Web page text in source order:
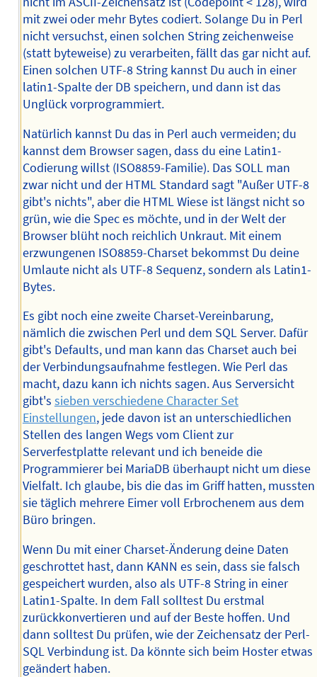
mit zwei oder mehr Bytes codiert. Solange Du in Perl
nicht versuchst, einen solchen String zeichenweise
(statt byteweise) zu verarbeiten, fällt das gar nicht auf.
Einen solchen UTF-8 String kannst Du auch in einer
latin1-Spalte der DB speichern, und dann ist das
Unglück vorprogrammiert.
Natürlich kannst Du das in Perl auch vermeiden; du
kannst dem Browser sagen, dass du eine Latin1-
Codierung willst (ISO8859-Familie). Das SOLL man
zwar nicht und der HTML Standard sagt "Außer UTF-8
gibt's nichts", aber die HTML Wiese ist längst nicht so
grün, wie die Spec es möchte, und in der Welt der
Browser blüht noch reichlich Unkraut. Mit einem
erzwungenen ISO8859-Charset bekommst Du deine
Umlaute nicht als UTF-8 Sequenz, sondern als Latin1-
Bytes.
Es gibt noch eine zweite Charset-Vereinbarung,
nämlich die zwischen Perl und dem SQL Server. Dafür
gibt's Defaults, und man kann das Charset auch bei
der Verbindungsaufnahme festlegen. Wie Perl das
macht, dazu kann ich nichts sagen. Aus Serversicht
gibt's sieben verschiedene Character Set
Einstellungen, jede davon ist an unterschiedlichen
Stellen des langen Wegs vom Client zur
Serverfestplatte relevant und ich beneide die
Programmierer bei MariaDB überhaupt nicht um diese
Vielfalt. Ich glaube, bis die das im Griff hatten, mussten
sie täglich mehrere Eimer voll Erbrochenem aus dem
Büro bringen.
Wenn Du mit einer Charset-Änderung deine Daten
geschrottet hast, dann KANN es sein, dass sie falsch
gespeichert wurden, also als UTF-8 String in einer
Latin1-Spalte. In dem Fall solltest Du erstmal
zurückkonvertieren und auf der Beste hoffen. Und
dann solltest Du prüfen, wie der Zeichensatz der Perl-
SQL Verbindung ist. Da könnte sich beim Hoster etwas
geändert haben.